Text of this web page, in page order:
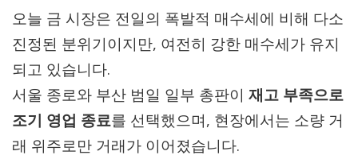
오늘 금 시장은 전일의 폭발적 매수세에 비해 다소
진정된 분위기이지만, 여전히 강한 매수세가 유지
되고 있습니다.
서울 종로와 부산 범일 일부 총판이 재고 부족으로
조기 영업 종료를 선택했으며, 현장에서는 소량 거
래 위주로만 거래가 이어졌습니다.